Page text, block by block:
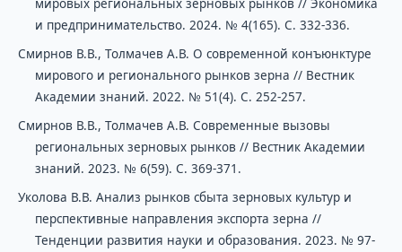
мировых региональных зерновых рынков // Экономика
и предпринимательство. 2024. № 4(165). С. 332-336.
Смирнов В.В., Толмачев А.В. О современной конъюнктуре
мирового и регионального рынков зерна // Вестник
Академии знаний. 2022. № 51(4). С. 252-257.
Смирнов В.В., Толмачев А.В. Современные вызовы
региональных зерновых рынков // Вестник Академии
знаний. 2023. № 6(59). С. 369-371.
Уколова В.В. Анализ рынков сбыта зерновых культур и
перспективные направления экспорта зерна //
Тенденции развития науки и образования. 2023. № 97-